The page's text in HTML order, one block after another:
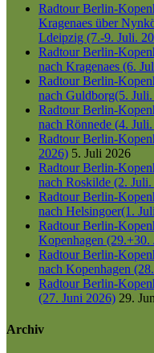
Radtour Berlin-
Kragenaes über
Ldeipzig (7.-9. Juli.
Radtour Berlin-
nach Kragenaes (6.
Radtour Berlin-
nach Guldborg(5.
Radtour Berlin-
nach Rönnede (4.
Radtour Berlin-
2026) 5. Juli 2026
Radtour Berlin-
nach Roskilde (2.
Radtour Berlin-
nach Helsingoer(1.
Radtour Berlin-
Kopenhagen (29.+30.
Radtour Berlin-
nach Kopenhagen
Radtour Berlin-
(27. Juni 2026) 29.
Archiv